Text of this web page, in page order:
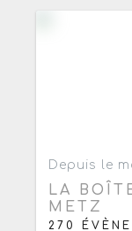
Depuis le
LA
METZ
270